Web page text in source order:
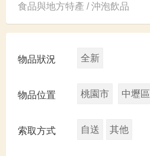
食品與地方特產 / 沖泡飲品
物品狀況 全新
物品位置 桃園市 中壢區
索取方式 自送 其他